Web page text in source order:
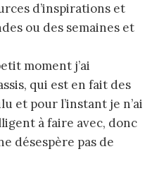
d’inspirations et
ou des semaines et
moment j’ai
qui est en fait des
et pour l’instant je n’ai
à faire avec, donc
désespère pas de